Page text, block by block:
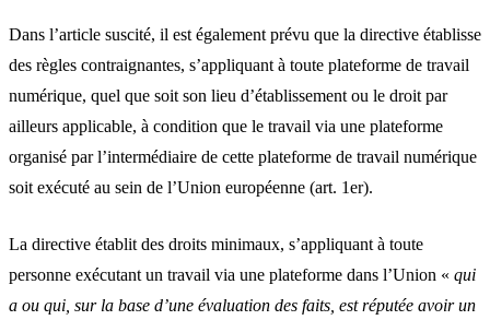
Dans l’article suscité, il est également prévu que la directive établisse
des règles contraignantes, s’appliquant à toute plateforme de travail
numérique, quel que soit son lieu d’établissement ou le droit par
ailleurs applicable, à condition que le travail via une plateforme
organisé par l’intermédiaire de cette plateforme de travail numérique
soit exécuté au sein de l’Union européenne (art. 1er).
La directive établit des droits minimaux, s’appliquant à toute
personne exécutant un travail via une plateforme dans l’Union « qui
a ou qui, sur la base d’une évaluation des faits, est réputée avoir un